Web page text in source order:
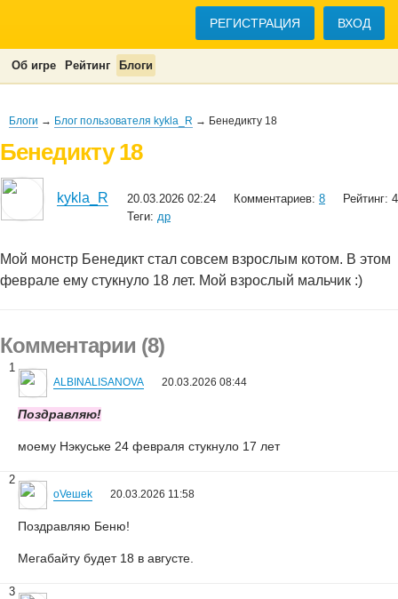
РЕГИСТРАЦИЯ ВХОД
Об игре Рейтинг Блоги
Блоги → Блог пользователя kykla_R → Бенедикту 18
Бенедикту 18
kykla_R 20.03.2026 02:24 Комментариев: 8
Рейтинг: 4
Теги: др
Мой монстр Бенедикт стал совсем взрослым котом. В этом
феврале ему стукнуло 18 лет. Мой взрослый мальчик :)
Комментарии (8)
1
ALBINALISANOVA 20.03.2026 08:44
Поздравляю!
моему Нэкуське 24 февраля стукнуло 17 лет
2
oVeшеk 20.03.2026 11:58
Поздравляю Беню!
Мегабайту будет 18 в августе.
3